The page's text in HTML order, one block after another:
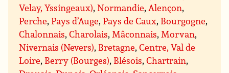
Velay, Yssingeaux),Normandie, Alençon,
Perche,Pays d’Auge,Pays de Caux, Bourgogne,
Chalonnais,Charolais, Mâconnais, Morvan,
Nivernais (Nevers), Bretagne,Centre, Val de
Loire, Berry (Bourges), Blésois,Chartrain,